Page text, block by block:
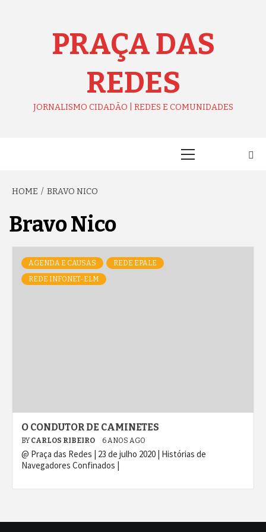
PRAÇA DAS
REDES
JORNALISMO CIDADÃO | REDES E COMUNIDADES
HOME BRAVO NICO
Bravo Nico
AGENDA E CAUSAS
REDE EPALE
REDE INFONET-ELM
O CONDUTOR DE CAMINETES
BY CARLOS RIBEIRO 6 ANOS AGO
@ Praça das Redes | 23 de julho 2020 | Histórias de
Navegadores Confinados |